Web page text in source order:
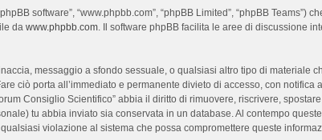
software”, “www.phpbb.com”, “phpBB Limited”, “phpBB
da www.phpbb.com. Il software phpBB facilita le aree di discussione
messaggio a sfondo sessuale, o qualsiasi altro tipo di materiale
ciò porta all’immediato e permanente divieto di accesso, con
Consiglio Scientifico” abbia il diritto di rimuovere, riscrivere,
tu abbia inviato sia conservata in un database. Al contempo
violazione al sistema che possa compromettere queste